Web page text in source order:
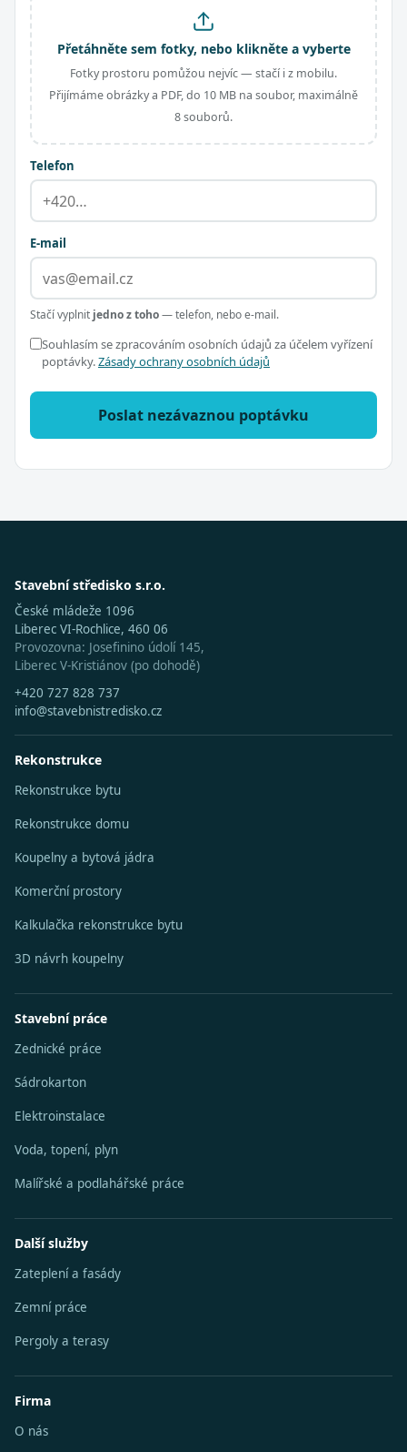
Přetáhněte sem fotky, nebo klikněte a vyberte
Fotky prostoru pomůžou nejvíc — stačí i z mobilu.
Přijímáme obrázky a PDF, do 10 MB na soubor, maximálně
8 souborů.
Telefon
E-mail
Stačí vyplnit jedno z toho— telefon, nebo e-mail.
Souhlasím se zpracováním osobních údajů za účelem vyřízení
poptávky.Zásady ochrany osobních údajů
Poslat nezávaznou poptávku
Stavební středisko s.r.o.
České mládeže 1096
Liberec VI-Rochlice, 460 06
Provozovna: Josefinino údolí 145,
Liberec V-Kristiánov (po dohodě)
+420 727 828 737
info@stavebnistredisko.cz
Rekonstrukce
Rekonstrukce bytu
Rekonstrukce domu
Koupelny a bytová jádra
Komerční prostory
Kalkulačka rekonstrukce bytu
3D návrh koupelny
Stavební práce
Zednické práce
Sádrokarton
Elektroinstalace
Voda, topení, plyn
Malířské a podlahářské práce
Další služby
Zateplení a fasády
Zemní práce
Pergoly a terasy
Firma
O nás